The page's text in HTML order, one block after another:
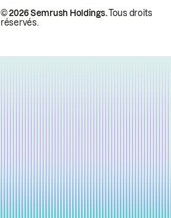
© 2026 Semrush Holdings.Tous droits
réservés.